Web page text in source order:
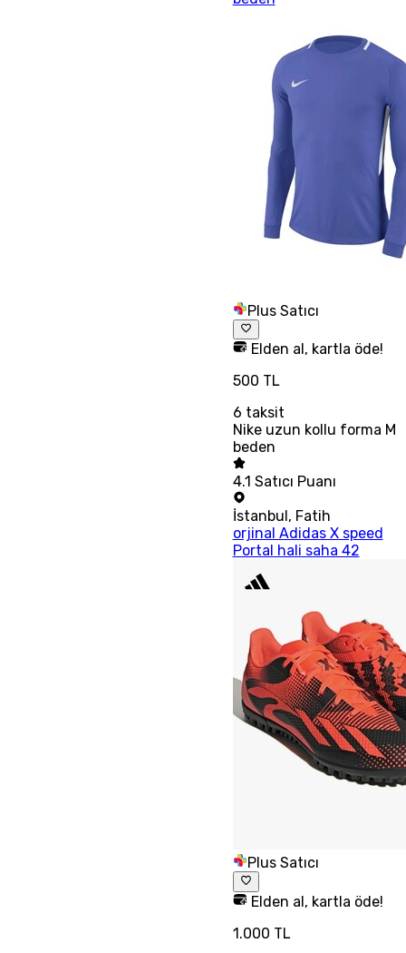
Plus Satıcı
Elden al, kartla öde!
500 TL
6 taksit
Nike uzun kollu forma M
beden
4.1 Satıcı Puanı
İstanbul , Fatih
orjinal Adidas X speed
Portal hali saha 42
Plus Satıcı
Elden al, kartla öde!
1.000 TL